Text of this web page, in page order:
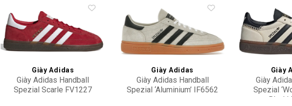
Add to
wishlist
Giày Adidas
Giày Adidas Handball
Spezial Scarle FV1227
Add to
wishlist
Giày Adidas
Giày Adidas Handball
Spezial ‘Aluminium’ IF6562
Giày
Giày
Spezial